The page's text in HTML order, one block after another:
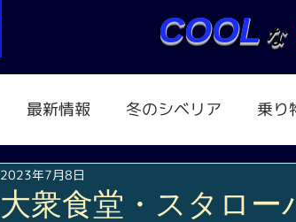
COOL な
最新情報 冬のシベリア 乗り
大衆食堂・スタロー
2023年7月8日